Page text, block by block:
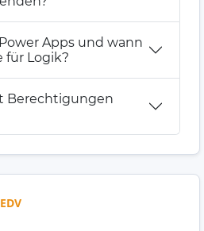
Apps und wann
für Logik?
Berechtigungen